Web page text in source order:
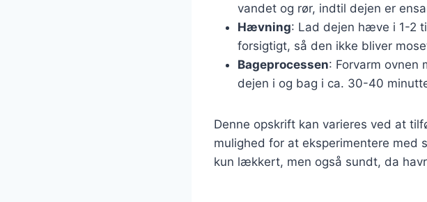
vandet og rør, indtil dejen er
Hævning: Lad dejen hæve i 1-2
forsigtigt, så den ikke bliver
Bageprocessen: Forvarm ovnen
dejen i og bag i ca. 30-40
Denne opskrift kan varieres ved at
mulighed for at eksperimentere med
kun lækkert, men også sundt, da